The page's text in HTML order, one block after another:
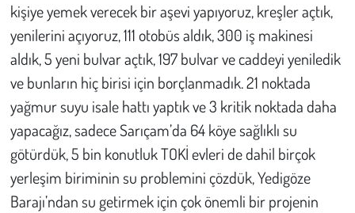
kişiye yemek verecek bir aşevi yapıyoruz, kreşler açtık,
yenilerini açıyoruz, 111 otobüs aldık, 300 iş makinesi
aldık, 5 yeni bulvar açtık, 197 bulvar ve caddeyi yeniledik
ve bunların hiç birisi için borçlanmadık. 21 noktada
yağmur suyu isale hattı yaptık ve 3 kritik noktada daha
yapacağız, sadece Sarıçam’da 64 köye sağlıklı su
götürdük, 5 bin konutluk TOKİ evleri de dahil birçok
yerleşim biriminin su problemini çözdük, Yedigöze
Barajı’ndan su getirmek için çok önemli bir projenin